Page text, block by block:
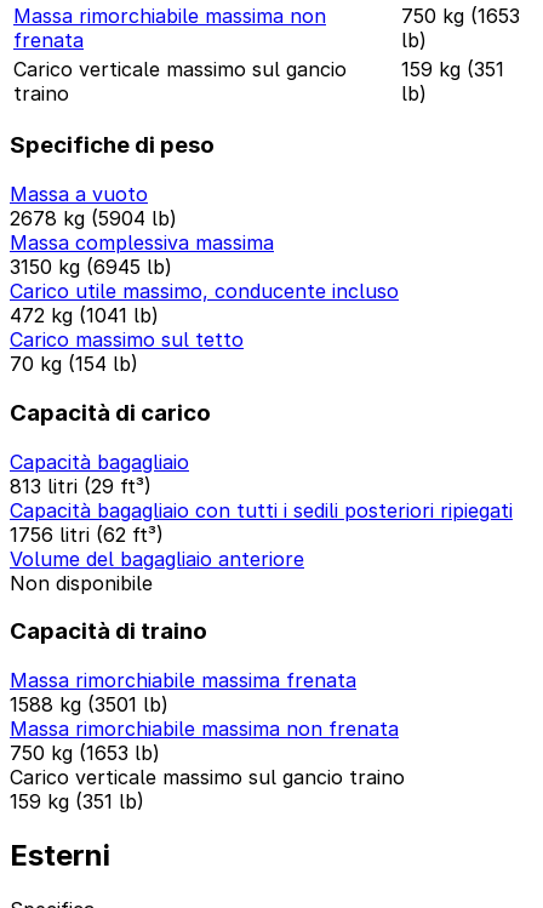
Massa rimorchiabile massima non
frenata
750 kg (1653
lb)
Carico verticale massimo sul gancio
traino
159 kg (351
lb)
Specifiche di peso
Massa a vuoto
2678 kg (5904 lb)
Massa complessiva massima
3150 kg (6945 lb)
Carico utile massimo, conducente incluso
472 kg (1041 lb)
Carico massimo sul tetto
70 kg (154 lb)
Capacità di carico
Capacità bagagliaio
813 litri (29 ft³)
Capacità bagagliaio con tutti i sedili posteriori ripiegati
1756 litri (62 ft³)
Volume del bagagliaio anteriore
Non disponibile
Capacità di traino
Massa rimorchiabile massima frenata
1588 kg (3501 lb)
Massa rimorchiabile massima non frenata
750 kg (1653 lb)
Carico verticale massimo sul gancio traino
159 kg (351 lb)
Esterni